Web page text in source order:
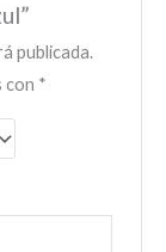
publicada.
con *